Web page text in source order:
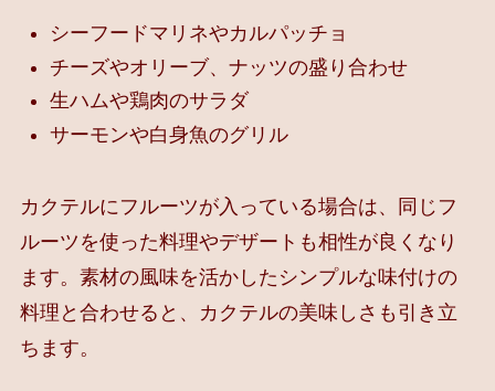
シーフードマリネやカルパッチョ
チーズやオリーブ、ナッツの盛り合わせ
生ハムや鶏肉のサラダ
サーモンや白身魚のグリル
カクテルにフルーツが入っている場合は、同じフ
ルーツを使った料理やデザートも相性が良くなり
ます。素材の風味を活かしたシンプルな味付けの
料理と合わせると、カクテルの美味しさも引き立
ちます。